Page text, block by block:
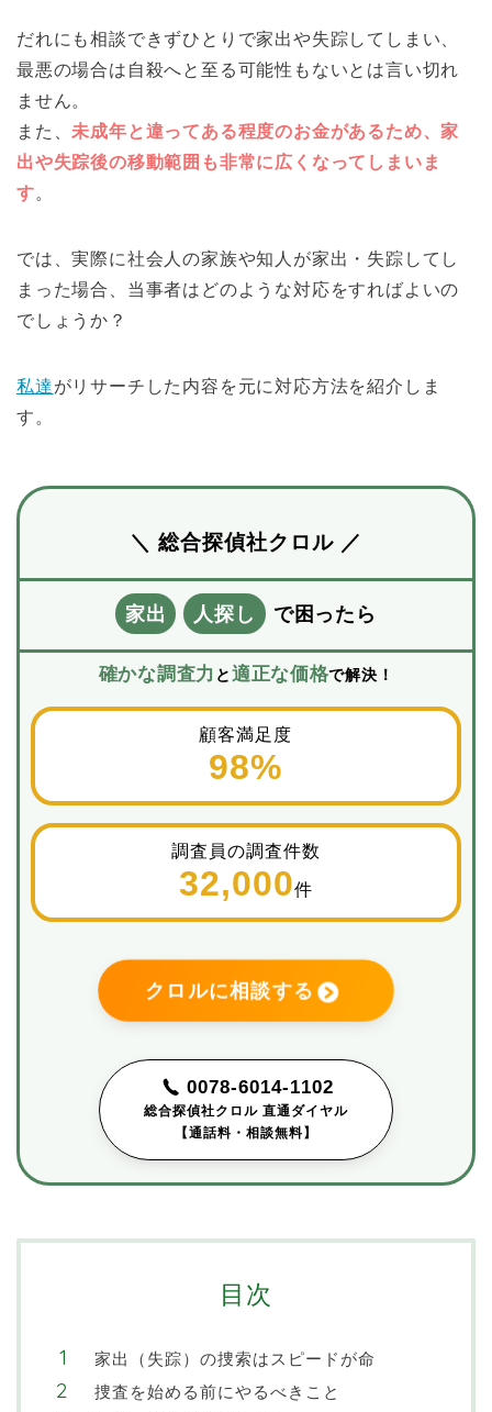
だれにも相談できずひとりで家出や失踪してしまい、
最悪の場合は自殺へと至る可能性もないとは言い切れ
ません。
また、 未成年と違ってある程度のお金があるため、家
出や失踪後の移動範囲も非常に広くなってしまいま
す。
では、実際に社会人の家族や知人が家出・失踪してし
まった場合、当事者はどのような対応をすればよいの
でしょうか？
私達がリサーチした内容を元に対応方法を紹介しま
す。
＼ 総合探偵社クロル ／
家出 人探し で困ったら
確かな調査力 と適正な価格で解決！
顧客満足度
98%
調査員の調査件数
32,000件
クロルに相談する
0078-6014-1102
総合探偵社クロル 直通ダイヤル
【通話料・相談無料】
目次
家出（失踪）の捜索はスピードが命
捜査を始める前にやるべきこと